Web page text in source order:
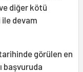
diğer kötü
devam
tarihinde görülen en
başvuruda